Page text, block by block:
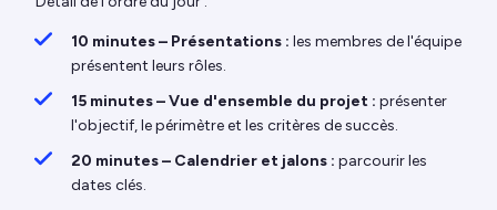
10 minutes – Présentations : les membres de l'équipe
présentent leurs rôles.
15 minutes – Vue d'ensemble du projet : présenter
l'objectif, le périmètre et les critères de succès.
20 minutes – Calendrier et jalons : parcourir les
dates clés.